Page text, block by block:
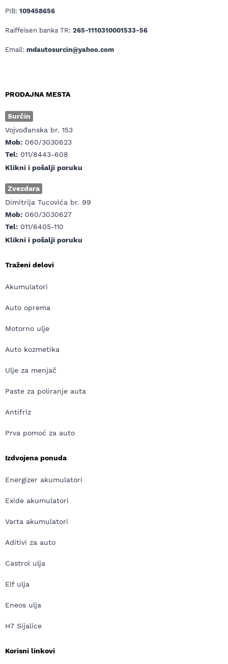
PIB: 109458656
Raiffeisen banka TR: 265-1110310001533-56
Email: mdautosurcin@yahoo.com
PRODAJNA MESTA
Surčin
Vojvođanska br. 153
Mob: 060/3030623
Tel: 011/8443-608
Klikni i pošalji poruku
Zvezdara
Dimitrija Tucovića br. 99
Mob: 060/3030627
Tel: 011/6405-110
Klikni i pošalji poruku
Traženi delovi
Akumulatori
Auto oprema
Motorno ulje
Auto kozmetika
Ulje za menjač
Paste za poliranje auta
Antifriz
Prva pomoć za auto
Izdvojena ponuda
Energizer akumulatori
Exide akumulatori
Varta akumulatori
Aditivi za auto
Castrol ulja
Elf ulja
Eneos ulja
H7 Sijalice
Korisni linkovi